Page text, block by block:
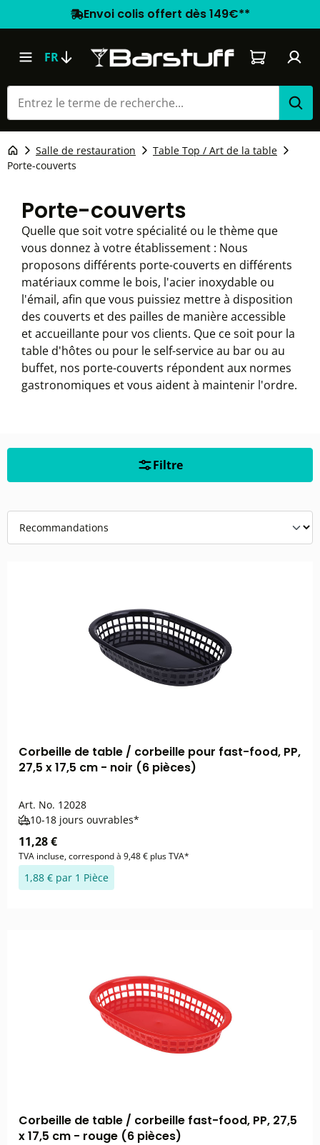
Envoi colis offert dès 149€**
FR Le panier
Salle de restauration
Table Top / Art de la table
Porte-couverts
Porte-couverts
Quelle que soit votre spécialité ou le thème que
vous donnez à votre établissement : Nous
proposons différents porte-couverts en différents
matériaux comme le bois, l'acier inoxydable ou
l'émail, afin que vous puissiez mettre à disposition
des couverts et des pailles de manière accessible
et accueillante pour vos clients. Que ce soit pour la
table d'hôtes ou pour le self-service au bar ou au
buffet, nos porte-couverts répondent aux normes
gastronomiques et vous aident à maintenir l'ordre.
Filtre
Corbeille de table / corbeille pour fast-food, PP,
27,5 x 17,5 cm - noir (6 pièces)
Art. No. 12028
10-18 jours ouvrables*
11,28 €
TVA incluse, correspond à 9,48 € plus TVA*
1,88 € par 1 Pièce
Corbeille de table / corbeille fast-food, PP, 27,5
x 17,5 cm - rouge (6 pièces)